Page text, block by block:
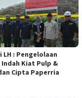
LH : Pengelolaan
Indah Kiat Pulp &
Cipta Paperria